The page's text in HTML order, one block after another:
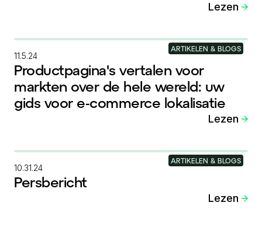
Lezen
11.5.24
Productpagina's vertalen voor
markten over de hele wereld: uw
gids voor e-commerce lokalisatie
Lezen
ARTIKELEN & BLOGS
10.31.24
Persbericht
Lezen
ARTIKELEN & BLOGS